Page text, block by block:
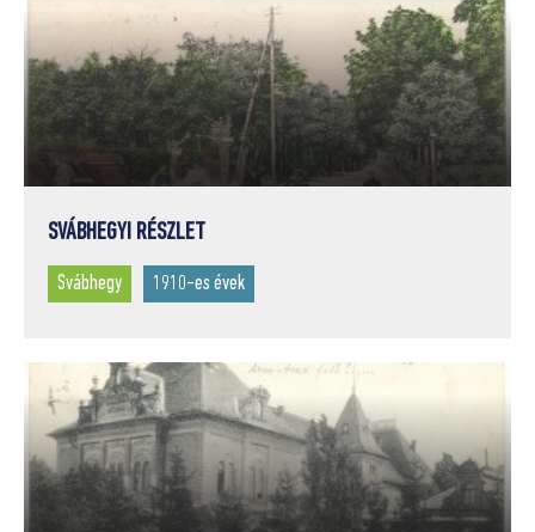
SVÁBHEGYI RÉSZLET
Svábhegy 1910-es évek